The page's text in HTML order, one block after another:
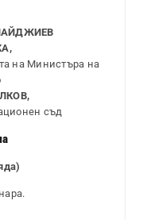
на Министъра на
съд